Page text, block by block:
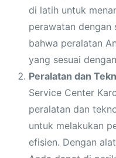
di latih untuk
perawatan dengan
bahwa peralatan
yang sesuai
Peralatan dan
Service Center
peralatan dan
untuk melakukan
efisien. Dengan